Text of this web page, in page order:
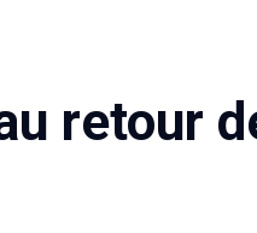
retour